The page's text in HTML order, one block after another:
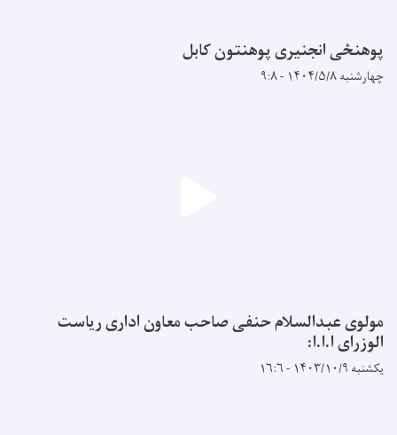
پوهنځی انجنیری پوهنتون کابل
چهارشنبه ۱۴۰۴/۵/۸ - ۹:۸
مولوی عبدالسلام حنفی صاحب معاون اداری ریاست
الوزرای ا.ا.ا:
یکشنبه ۱۴۰۳/۱۰/۹ - ۱۶:۶